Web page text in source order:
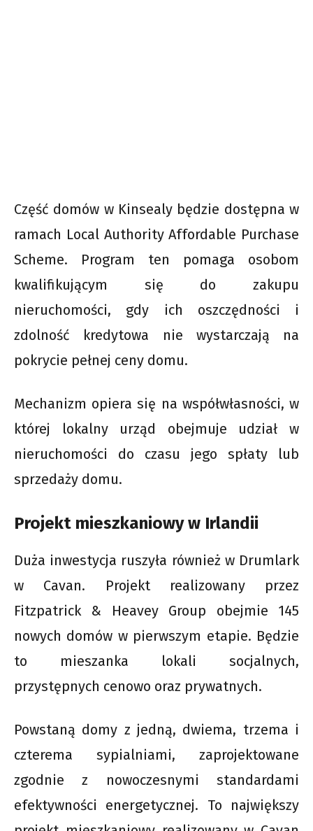
Część domów w Kinsealy będzie dostępna w
ramach Local Authority Affordable Purchase
Scheme. Program ten pomaga osobom
kwalifikującym się do zakupu
nieruchomości, gdy ich oszczędności i
zdolność kredytowa nie wystarczają na
pokrycie pełnej ceny domu.
Mechanizm opiera się na współwłasności, w
której lokalny urząd obejmuje udział w
nieruchomości do czasu jego spłaty lub
sprzedaży domu.
Projekt mieszkaniowy w Irlandii
Duża inwestycja ruszyła również w Drumlark
w Cavan. Projekt realizowany przez
Fitzpatrick & Heavey Group obejmie 145
nowych domów w pierwszym etapie. Będzie
to mieszanka lokali socjalnych,
przystępnych cenowo oraz prywatnych.
Powstaną domy z jedną, dwiema, trzema i
czterema sypialniami, zaprojektowane
zgodnie z nowoczesnymi standardami
efektywności energetycznej. To największy